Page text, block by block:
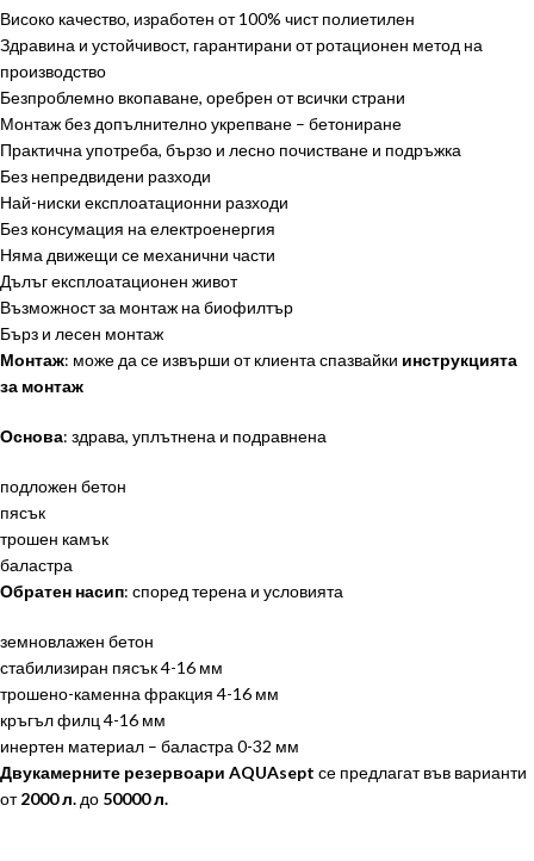
Високо качество, изработен от 100% чист полиетилен
Здравина и устойчивост, гарантирани от ротационен метод на
производство
Безпроблемно вкопаване, оребрен от всички страни
Монтаж без допълнително укрепване – бетониране
Практична употреба, бързо и лесно почистване и подръжка
Без непредвидени разходи
Най-ниски експлоатационни разходи
Без консумация на електроенергия
Няма движещи се механични части
Дълъг експлоатационен живот
Възможност за монтаж на биофилтър
Бърз и лесен монтаж
Монтаж: може да се извърши от клиента спазвайки инструкцията
за монтаж
Основа: здрава, уплътнена и подравнена
подложен бетон
пясък
трошен камък
баластра
Обратен насип: според терена и условията
земновлажен бетон
стабилизиран пясък 4-16 мм
трошено-каменна фракция 4-16 мм
кръгъл филц 4-16 мм
инертен материал – баластра 0-32 мм
Двукамерните резервоари AQUAsept се предлагат във варианти
от2000 л. до 50000 л.